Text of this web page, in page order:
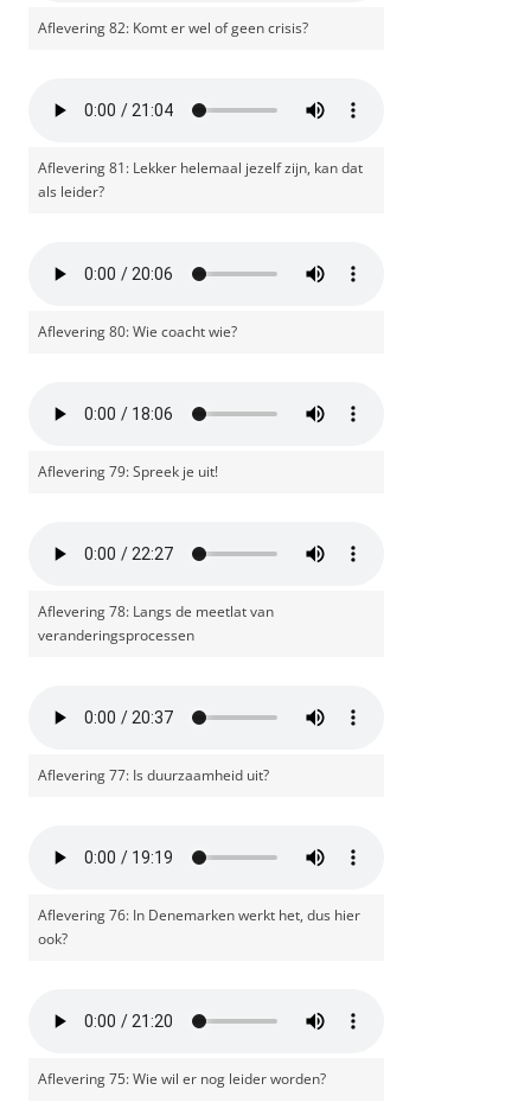
Aflevering 82: Komt er wel of geen crisis?
Aflevering 81: Lekker helemaal jezelf zijn, kan dat
als leider?
Aflevering 80: Wie coacht wie?
Aflevering 79: Spreek je uit!
Aflevering 78: Langs de meetlat van
veranderingsprocessen
Aflevering 77: Is duurzaamheid uit?
Aflevering 76: In Denemarken werkt het, dus hier
ook?
Aflevering 75: Wie wil er nog leider worden?